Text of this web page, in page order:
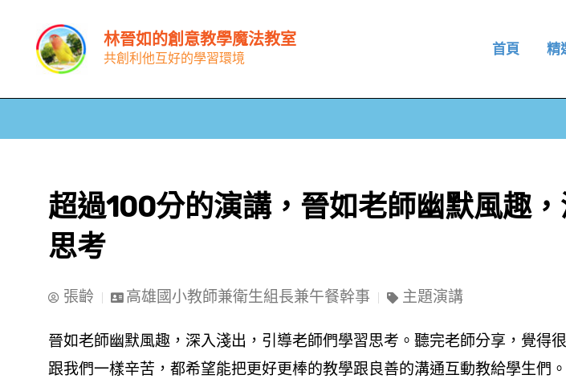
要
林晉如的創意教學魔法教室
共創利他互好的學習環境
首頁 精
超過100分的演講，晉如老師幽默風趣
思考
張齡 高雄國小教師兼衛生組長兼午餐幹事 主題演講
晉如老師幽默風趣，深入淺出，引導老師們學習思考。聽完老師分享，覺得
跟我們一樣辛苦，都希望能把更好更棒的教學跟良善的溝通互動教給學生們